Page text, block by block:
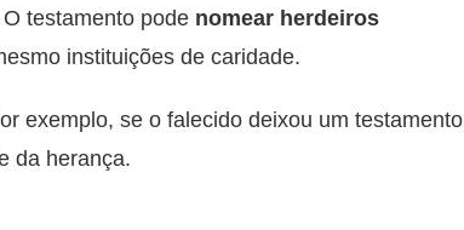
testamento pode nomear herdeiros
instituições de caridade.
exemplo, se o falecido deixou um testamento
da herança.